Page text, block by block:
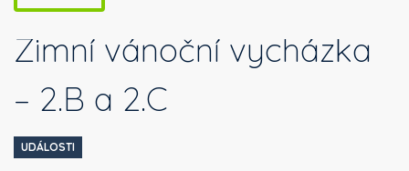
Zimní vánoční vycházka
– 2.B a 2.C
UDÁLOSTI